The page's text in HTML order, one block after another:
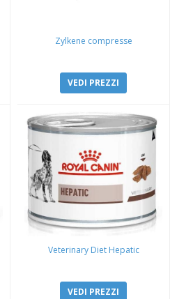
Zylkene compresse
VEDI PREZZI
Veterinary Diet Hepatic
VEDI PREZZI